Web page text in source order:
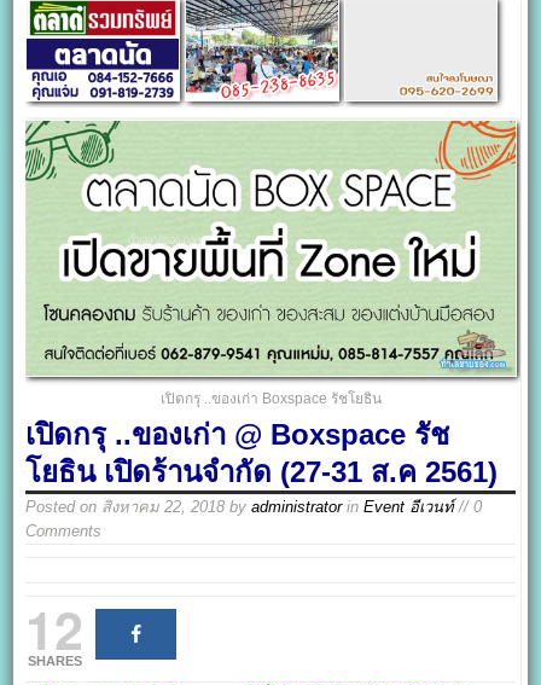
เปิดกรุ ..ของเก่า Boxspace รัชโยธิน
เปิดกรุ ..ของเก่า @ Boxspace รัช
โยธิน เปิดร้านจำกัด (27-31 ส.ค 2561)
Posted on สิงหาคม 22, 2018 byadministratorinEvent อีเวนท์// 0
Comments
12
SHARES